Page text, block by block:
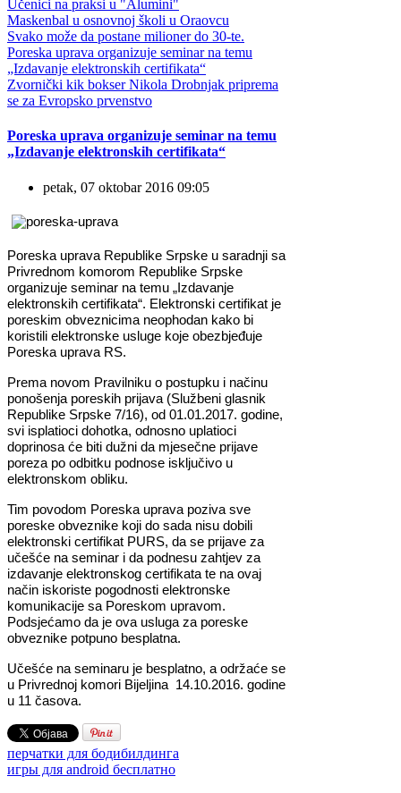
Učenici na praksi u "Alumini"
Maskenbal u osnovnoj školi u Oraovcu
Svako može da postane milioner do 30-te.
Poreska uprava organizuje seminar na temu
„Izdavanje elektronskih certifikata“
Zvornički kik bokser Nikola Drobnjak priprema
se za Evropsko prvenstvo
Poreska uprava organizuje seminar na temu
„Izdavanje elektronskih certifikata“
petak, 07 oktobar 2016 09:05
Poreska uprava Republike Srpske u saradnji sa
Privrednom komorom Republike Srpske
organizuje seminar na temu „Izdavanje
elektronskih certifikata“. Elektronski certifikat je
poreskim obveznicima neophodan kako bi
koristili elektronske usluge koje obezbjeđuje
Poreska uprava RS.
Prema novom Pravilniku o postupku i načinu
ponošenja poreskih prijava (Službeni glasnik
Republike Srpske 7/16), od 01.01.2017. godine,
svi isplatioci dohotka, odnosno uplatioci
doprinosa će biti dužni da mjesečne prijave
poreza po odbitku podnose isključivo u
elektronskom obliku.
Tim povodom Poreska uprava poziva sve
poreske obveznike koji do sada nisu dobili
elektronski certifikat PURS, da se prijave za
učešće na seminar i da podnesu zahtjev za
izdavanje elektronskog certifikata te na ovaj
način iskoriste pogodnosti elektronske
komunikacije sa Poreskom upravom.
Podsjećamo da je ova usluga za poreske
obveznike potpuno besplatna.
Učešće na seminaru je besplatno, a održaće se
u Privrednoj komori Bijeljina 14.10.2016. godine
u 11 časova.
перчатки для бодибилдинга
игры для android бесплатно